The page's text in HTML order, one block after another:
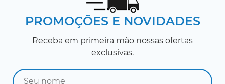
PROMOÇÕES E NOVIDADES
Receba em primeira mão nossas ofertas
exclusivas.